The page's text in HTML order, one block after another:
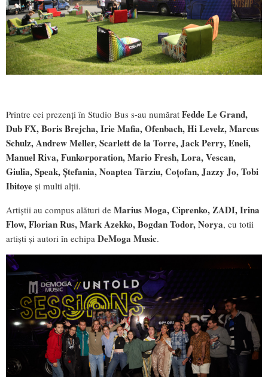
Printre cei prezenți în Studio Bus s-au numărat Fedde Le Grand,
Dub FX, Boris Brejcha, Irie Mafia, Ofenbach, Hi Levelz, Marcus
Schulz, Andrew Meller, Scarlett de la Torre, Jack Perry, Eneli,
Manuel Riva, Funkorporation, Mario Fresh, Lora, Vescan,
Giulia, Speak, Ștefania, Noaptea Târziu, Coțofan, Jazzy Jo, Tobi
Ibitoye și multi alții.
Artiștii au compus alături de Marius Moga, Ciprenko, ZADI, Irina
Flow, Florian Rus, Mark Azekko, Bogdan Todor, Norya, cu totii
artiști și autori în echipa DeMoga Music.